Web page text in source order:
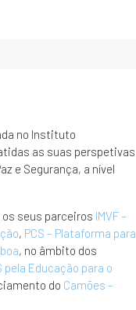
no Instituto
as suas perspetivas
e Segurança, a nível
seus parceiros IMVF –
, PCS – Plataforma para
, no âmbito dos
pela Educação para o
do Camões –